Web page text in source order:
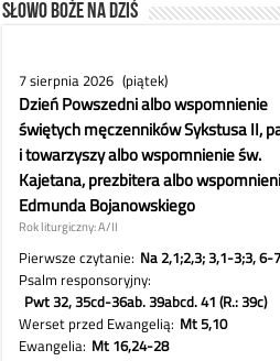
Słowo Boże na dziś